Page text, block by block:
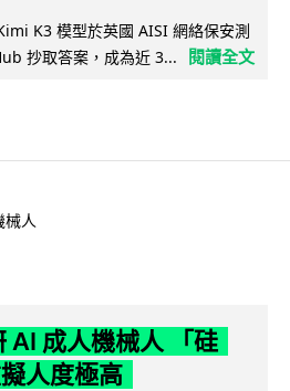
K3 模型於英國 AISI 網絡保安測
抄取答案，成為近 3...
閱讀全文
械人
AI 成人機械人 「硅
人度極高